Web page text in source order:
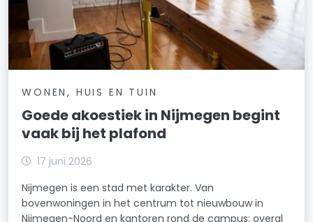
WONEN, HUIS EN TUIN
Goede akoestiek in Nijmegen begint
vaak bij het plafond
17 juni 2026
Nijmegen is een stad met karakter. Van
bovenwoningen in het centrum tot nieuwbouw in
Nijmegen-Noord en kantoren rond de campus: overal